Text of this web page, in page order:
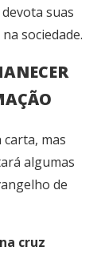
suas
sociedade.
mas
algumas
de
cruz